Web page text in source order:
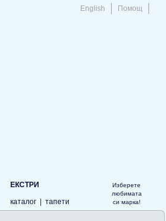
English Помощ
ЕКСТРИ
каталог
тапети
Изберете
любимата
си марка!